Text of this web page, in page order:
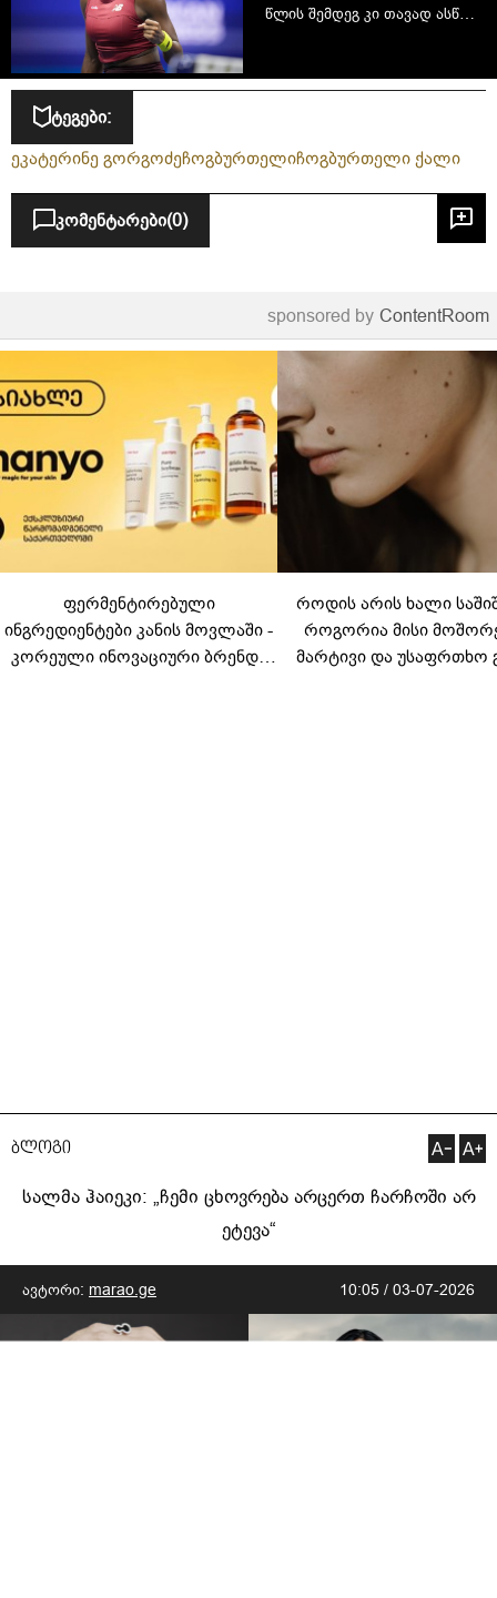
წლის შემდეგ კი თავად ასწია
გაუფმა გზა ტრიბუნიდან
ტეგები:
ეკატერინე გორგოძეჩოგბურთელიჩოგბურთელი ქალი
კომენტარები(0)
sponsored by ContentRoom
ფერმენტირებული
ინგრედიენტები კანის მოვლაში -
კორეული ინოვაციური ბრენდი
როდის არის ხალი
როგორია მისი
მარტივი და უსაფრთხო
ბლოგი
სალმა ჰაიეკი: „ჩემი ცხოვრება არცერთ ჩარჩოში არ
ეტევა“
ავტორი: marao.ge 10:05 / 03-07-2026